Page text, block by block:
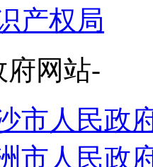
产权局
府网站-
市人民政
市人民政